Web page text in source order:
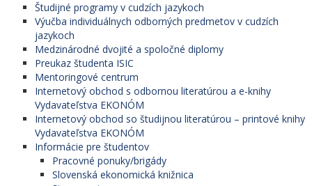
Študijné programy v cudzích jazykoch
Výučba individuálnych odborných predmetov v cudzích
jazykoch
Medzinárodné dvojité a spoločné diplomy
Preukaz študenta ISIC
Mentoringové centrum
Internetový obchod s odbornou literatúrou a e-knihy
Vydavateľstva EKONÓM
Internetový obchod so študijnou literatúrou – printové knihy
Vydavateľstva EKONÓM
Informácie pre študentov
Pracovné ponuky/brigády
Slovenská ekonomická knižnica